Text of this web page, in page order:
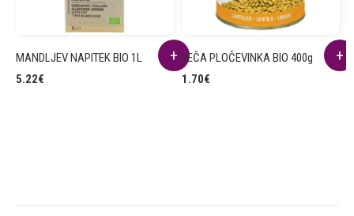
MANDLJEV NAPITEK BIO 1L
5.22€
LEČA PLOČEVINKA BIO 400g
1.70€